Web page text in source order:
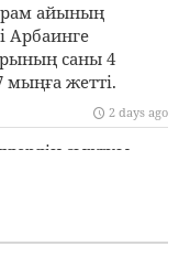
заңды
пайдаланамыз
айының
Арбаинге
саны 4
мыңға жетті.
2 days ago
сыртқы
қарсы тұру үшін